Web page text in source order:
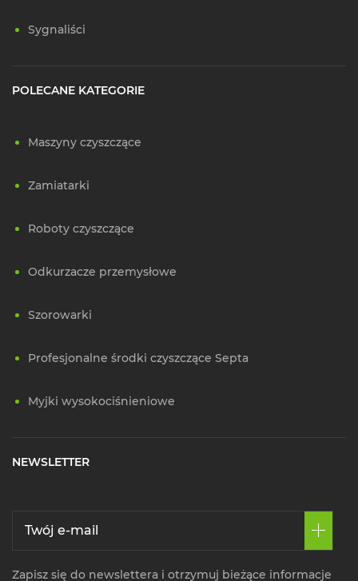
Sygnaliści
POLECANE KATEGORIE
Maszyny czyszczące
Zamiatarki
Roboty czyszczące
Odkurzacze przemysłowe
Szorowarki
Profesjonalne środki czyszczące Septa
Myjki wysokociśnieniowe
NEWSLETTER
Zapisz się do newslettera i otrzymuj bieżące informacje